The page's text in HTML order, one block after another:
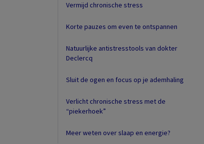
Vermijd chronische stress
Korte pauzes om even te ontspannen
Natuurlijke antistresstools van dokter
Declercq
Sluit de ogen en focus op je ademhaling
Verlicht chronische stress met de
“piekerhoek”
Meer weten over slaap en energie?